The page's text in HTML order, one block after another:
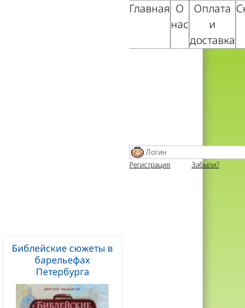
Главная О
нас
Оплата
и
доставка
Регистрация Забыли?
Библейские сюжеты в
барельефах
Петербурга